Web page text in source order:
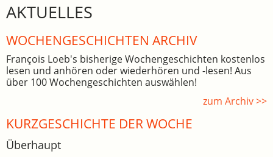
AKTUELLES
WOCHEN­GE­SCHICHTEN ARCHIV
François Loeb's bisherige Wochengeschichten kostenlos
lesen und anhören oder wiederhören und -lesen! Aus
über 100 Wochengeschichten auswählen!
zum Archiv >>
KURZGESCHICHTE DER WOCHE
Überhaupt